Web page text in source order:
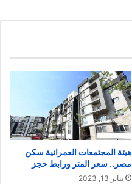
هيئة المجتمعات العمرانية سكن
مصر.. سعر المتر ورابط حجز
يناير 13, 2023